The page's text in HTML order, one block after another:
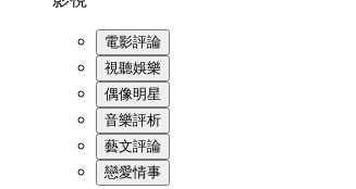
電影評論
視聽娛樂
偶像明星
音樂評析
藝文評論
戀愛情事